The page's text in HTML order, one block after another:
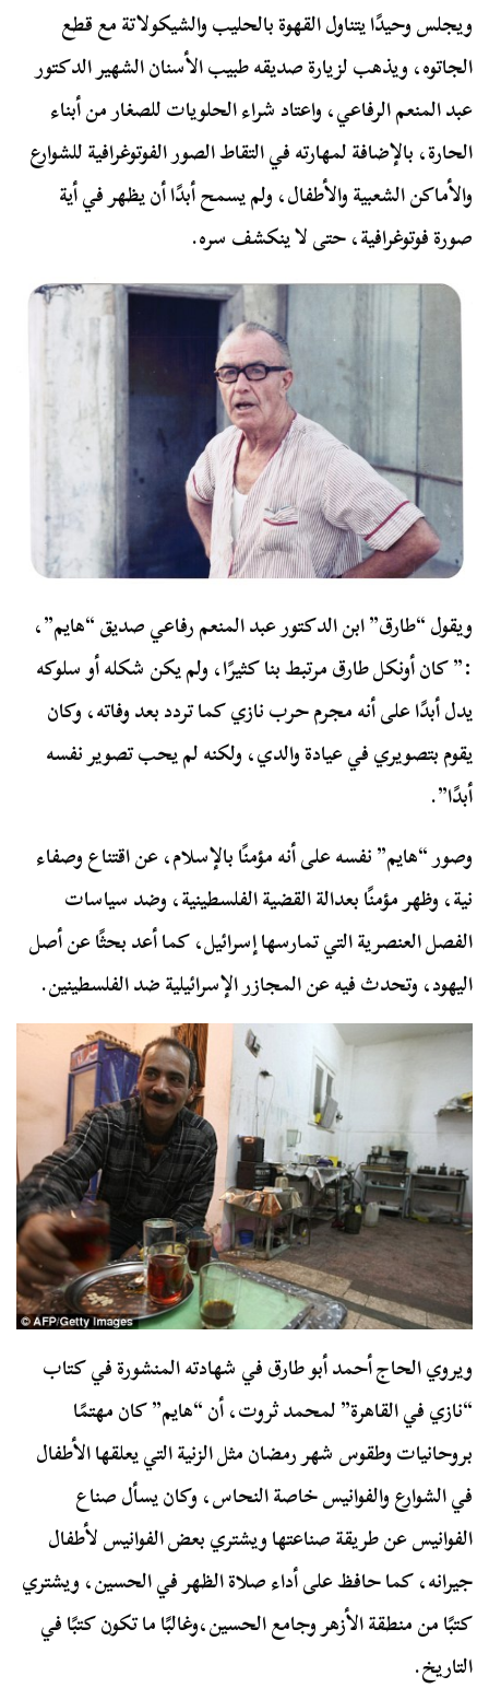
ويجلس وحيدًا يتناول القهوة بالحليب والشيكولاتة مع قطع
الجاتوه، ويذهب لزيارة صديقه طبيب الأسنان الشهير الدكتور
عبد المنعم الرفاعي، واعتاد شراء الحلويات للصغار من أبناء
الحارة، بالإضافة لمهارته في التقاط الصور الفوتوغرافية للشوارع
والأماكن الشعبية والأطفال، ولم يسمح أبدًا أن يظهر في أية
صورة فوتوغرافية، حتى لا ينكشف سره.
ويقول “طارق” ابن الدكتور عبد المنعم رفاعي صديق “هايم”،
:” كان أونكل طارق مرتبط بنا كثيرًا، ولم يكن شكله أو سلوكه
يدل أبدًا على أنه مجرم حرب نازي كما تردد بعد وفاته، وكان
يقوم بتصويري في عيادة والدي، ولكنه لم يحب تصوير نفسه
أبدًا”.
وصور “هايم” نفسه على أنه مؤمنًا بالإسلام، عن اقتناع وصفاء
نية، وظهر مؤمنًا بعدالة القضية الفلسطينية، وضد سياسات
الفصل العنصرية التي تمارسها إسرائيل، كما أعد بحثًا عن أصل
اليهود، وتحدث فيه عن المجازر الإسرائيلية ضد الفلسطينين.
ويروي الحاج أحمد أبو طارق في شهادته المنشورة في كتاب
“نازي في القاهرة” لمحمد ثروت، أن “هايم” كان مهتمًا
بروحانيات وطقوس شهر رمضان مثل الزنية التي يعلقها الأطفال
في الشوارع والفوانيس خاصة النحاس، وكان يسأل صناع
الفوانيس عن طريقة صناعتها ويشتري بعض الفوانيس لأطفال
جيرانه، كما حافظ على أداء صلاة الظهر في الحسين، ويشتري
كتبًا من منطقة الأزهر وجامع الحسين،وغالبًا ما تكون كتبًا في
التاريخ.